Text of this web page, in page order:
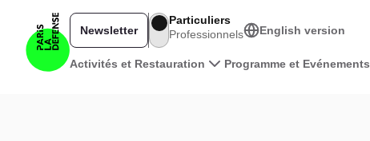
Navigation principale
Activités et Restauration Programme et Evénements
Newsletter
Particuliers
Professionnels
English version
Voir la carte en 3D